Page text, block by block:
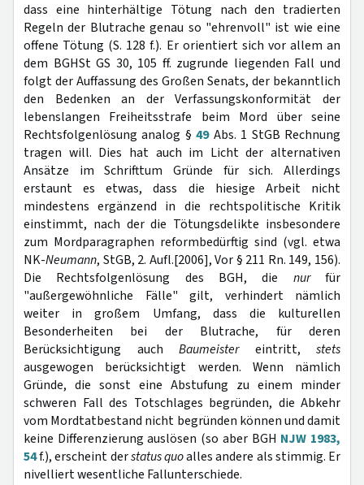
dass eine hinterhältige Tötung nach den tradierten
Regeln der Blutrache genau so "ehrenvoll" ist wie eine
offene Tötung (S. 128 f.). Er orientiert sich vor allem an
dem BGHSt GS 30, 105 ff. zugrunde liegenden Fall und
folgt der Auffassung des Großen Senats, der bekanntlich
den Bedenken an der Verfassungskonformität der
lebenslangen Freiheitsstrafe beim Mord über seine
Rechtsfolgenlösung analog §49Abs. 1 StGB Rechnung
tragen will. Dies hat auch im Licht der alternativen
Ansätze im Schrifttum Gründe für sich. Allerdings
erstaunt es etwas, dass die hiesige Arbeit nicht
mindestens ergänzend in die rechtspolitische Kritik
einstimmt, nach der die Tötungsdelikte insbesondere
zum Mordparagraphen reformbedürftig sind (vgl. etwa
NK-Neumann, StGB, 2. Aufl.[2006], Vor § 211 Rn. 149, 156).
Die Rechtsfolgenlösung des BGH, die nurfür
"außergewöhnliche Fälle" gilt, verhindert nämlich
weiter in großem Umfang, dass die kulturellen
Besonderheiten bei der Blutrache, für deren
Berücksichtigung auch Baumeistereintritt, stets
ausgewogen berücksichtigt werden. Wenn nämlich
Gründe, die sonst eine Abstufung zu einem minder
schweren Fall des Totschlages begründen, die Abkehr
vom Mordtatbestand nicht begründen können und damit
keine Differenzierung auslösen (so aber BGH NJW 1983,
54f.), erscheint derstatus quoalles andere als stimmig. Er
nivelliert wesentliche Fallunterschiede.